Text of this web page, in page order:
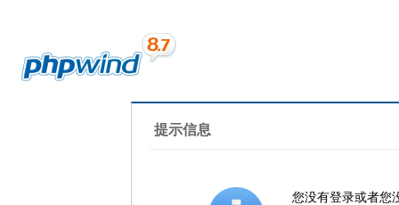
提示信息
您没有登录或者您